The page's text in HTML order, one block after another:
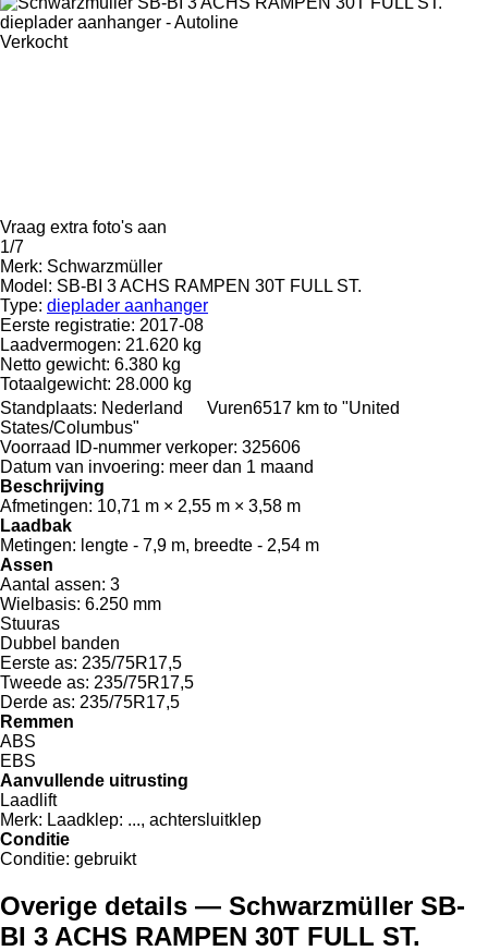
Verkocht
Vraag extra foto's aan
1/7
Merk: Schwarzmüller
Model: SB-BI 3 ACHS RAMPEN 30T FULL ST.
Type: dieplader aanhanger
Eerste registratie: 2017-08
Laadvermogen: 21.620 kg
Netto gewicht: 6.380 kg
Totaalgewicht: 28.000 kg
Standplaats: Nederland Vuren6517 km to "United
States/Columbus"
Voorraad ID-nummer verkoper: 325606
Datum van invoering: meer dan 1 maand
Beschrijving
Afmetingen: 10,71 m × 2,55 m × 3,58 m
Laadbak
Metingen: lengte - 7,9 m, breedte - 2,54 m
Assen
Aantal assen: 3
Wielbasis: 6.250 mm
Stuuras
Dubbel banden
Eerste as: 235/75R17,5
Tweede as: 235/75R17,5
Derde as: 235/75R17,5
Remmen
ABS
EBS
Aanvullende uitrusting
Laadlift
Merk: Laadklep: ..., achtersluitklep
Conditie
Conditie: gebruikt
Overige details — Schwarzmüller SB-
BI 3 ACHS RAMPEN 30T FULL ST.